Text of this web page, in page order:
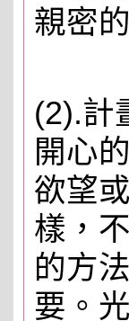
親密
(2).計
開心
欲望
樣，
的方
要。